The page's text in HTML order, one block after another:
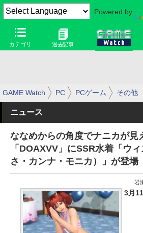
Powered by
カテゴリ 過去記事
GAME Watch PC PCゲーム その他
ニュース
ななめからの角度でナニカが見
「DOAXVV」にSSR水着「ウ
さ・カンナ・モニカ）」が登場
岩
3月